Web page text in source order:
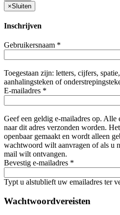
×Sluiten
Inschrijven
Gebruikersnaam *
Toegestaan zijn: letters, cijfers,
aanhalingsteken of
E-mailadres *
Geef een geldig e-mailadres op. Alle
naar dit adres verzonden worden.
openbaar gemaakt en wordt alleen
wachtwoord wilt aanvragen of als u
mail wilt ontvangen.
Bevestig e-mailadres *
Typt u alstublieft uw emailadres ter
Wachtwoordvereisten